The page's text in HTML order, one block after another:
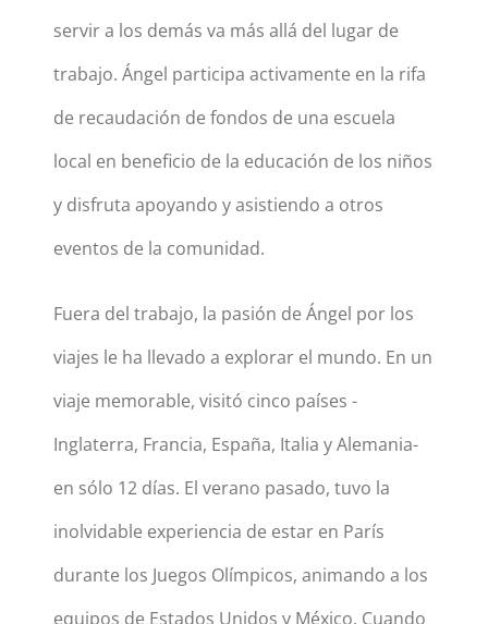
servir a los demás va más allá del lugar de
trabajo. Ángel participa activamente en la rifa
de recaudación de fondos de una escuela
local en beneficio de la educación de los niños
y disfruta apoyando y asistiendo a otros
eventos de la comunidad.
Fuera del trabajo, la pasión de Ángel por los
viajes le ha llevado a explorar el mundo. En un
viaje memorable, visitó cinco países -
Inglaterra, Francia, España, Italia y Alemania-
en sólo 12 días. El verano pasado, tuvo la
inolvidable experiencia de estar en París
durante los Juegos Olímpicos, animando a los
equipos de Estados Unidos y México. Cuando